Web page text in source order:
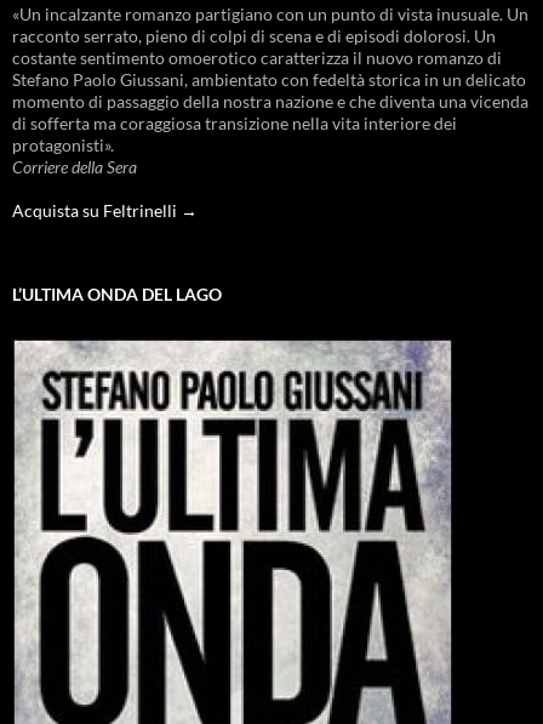
«Un incalzante romanzo partigiano con un punto di vista inusuale. Un
racconto serrato, pieno di colpi di scena e di episodi dolorosi. Un
costante sentimento omoerotico caratterizza il nuovo romanzo di
Stefano Paolo Giussani, ambientato con fedeltà storica in un delicato
momento di passaggio della nostra nazione e che diventa una vicenda
di sofferta ma coraggiosa transizione nella vita interiore dei
protagonisti».
Corriere della Sera
Acquista su Feltrinelli →
L’ULTIMA ONDA DEL LAGO